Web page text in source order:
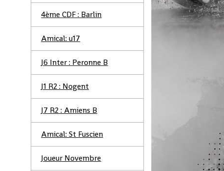
4ème CDF : Barlin
Amical: u17
J6 Inter : Peronne B
J1 R2 : Nogent
J7 R2 : Amiens B
Amical: St Fuscien
Joueur Novembre